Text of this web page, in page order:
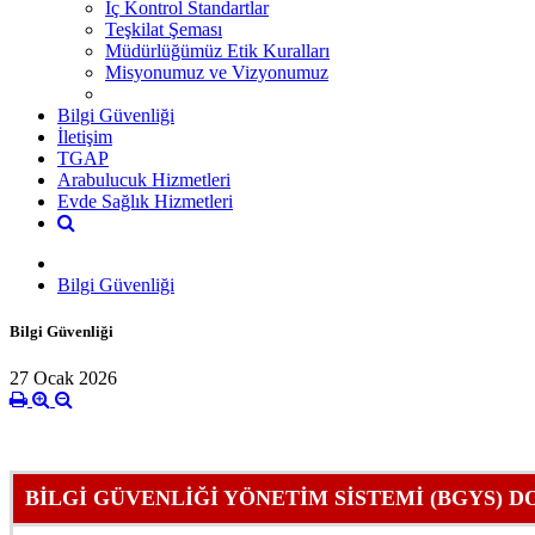
İç Kontrol Standartlar
Teşkilat Şeması
Müdürlüğümüz Etik Kuralları
Misyonumuz ve Vizyonumuz
Bilgi Güvenliği
İletişim
TGAP
Arabulucuk Hizmetleri
Evde Sağlık Hizmetleri
Bilgi Güvenliği
Bilgi Güvenliği
27 Ocak 2026
BİLGİ GÜVENLİĞİ YÖNETİM SİSTEMİ (BGYS)